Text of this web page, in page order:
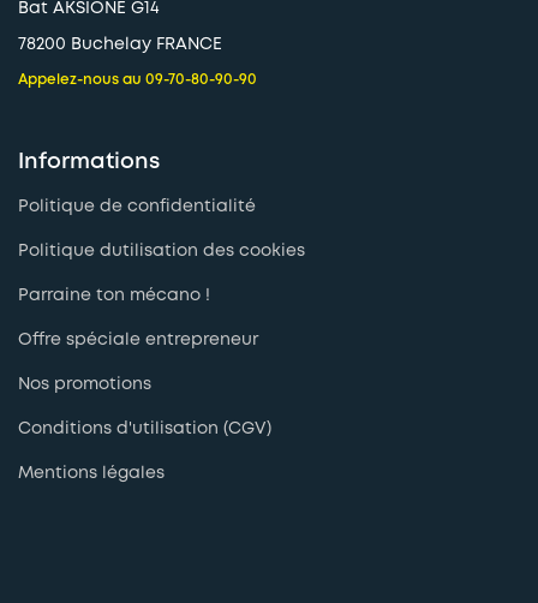
Informations
Politique de confidentialité
Politique dutilisation des cookies
Parraine ton mécano !
Offre spéciale entrepreneur
Nos promotions
Conditions d'utilisation (CGV)
Mentions légales
Bat AKSIONE G14
78200 Buchelay FRANCE
Appelez-nous au 09-70-80-90-90